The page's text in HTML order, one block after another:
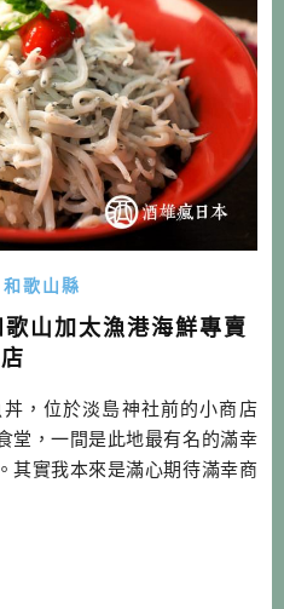
歌山縣
山加太漁港海鮮專賣
店
，位於淡島神社前的小商店
堂，一間是此地最有名的滿幸
其實我本來是滿心期待滿幸商
明官網說他沒有公休日的，